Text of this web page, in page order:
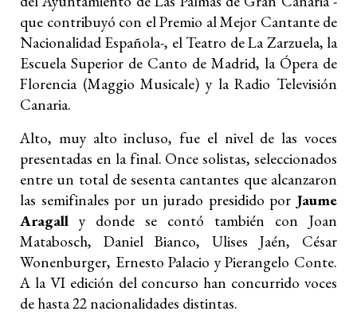
que contribuyó con el Premio al Mejor Cantante de
Nacionalidad Española-, el Teatro de La Zarzuela, la
Escuela Superior de Canto de Madrid, la Ópera de
Florencia (Maggio Musicale) y la Radio Televisión
Canaria.
Alto, muy alto incluso, fue el nivel de las voces
presentadas en la final. Once solistas, seleccionados
entre un total de sesenta cantantes que alcanzaron
las semifinales por un jurado presidido por Jaume
Aragall y donde se contó también con Joan
Matabosch, Daniel Bianco, Ulises Jaén, César
Wonenburger, Ernesto Palacio y Pierangelo Conte.
A la VI edición del concurso han concurrido voces
de hasta 22 nacionalidades distintas.